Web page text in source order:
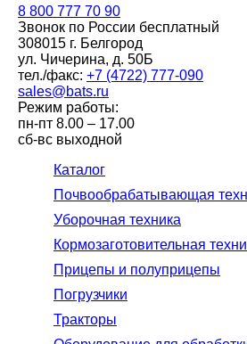
8 800 777 70 90
Звонок по России бесплатный
308015 г. Белгород
ул. Чичерина, д. 50Б
тел./факс: +7 (4722) 777-090
sales@bats.ru
Режим работы:
пн-пт 8.00 – 17.00
сб-вс выходной
Каталог
Почвообрабатывающая
Уборочная техника
Кормозаготовительная
Прицепы и полуприцепы
Погрузчики
Тракторы